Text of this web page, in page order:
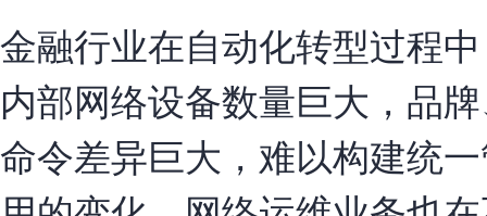
金融行业在自动化转型过程
内部网络设备数量巨大，品
命令差异巨大，难以构建统